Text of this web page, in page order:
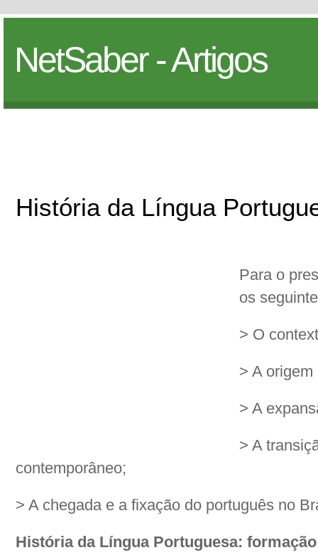
NetSaber - Artigos
História da Língua
Para o
os
> O
> A
> A
> A
contemporâneo;
> A chegada e a fixação do português no
História da Língua Portuguesa: